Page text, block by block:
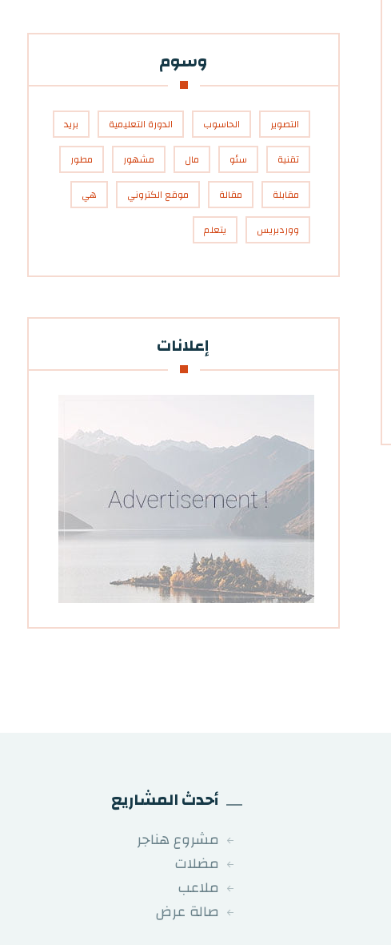
وسوم
التصوير الحاسوب الدورة التعليمية
بريد
تقنية
سئو مال مشهور
مطور
مقابلة
مقالة موقع الكتروني
هي
ووردبريس
يتعلم
إعلانات
أحدث المشاريع
مشروع هناجر
مضلات
ملاعب
صالة عرض